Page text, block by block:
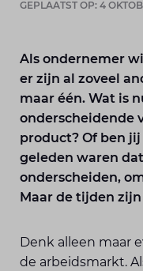
GEPLAATST OP: 4
Als ondernemer
er zijn al zoveel
maar één. Wat is
onderscheidende
product? Of ben
geleden waren
onderscheiden,
Maar de tijden
Denk alleen maar
de arbeidsmarkt.